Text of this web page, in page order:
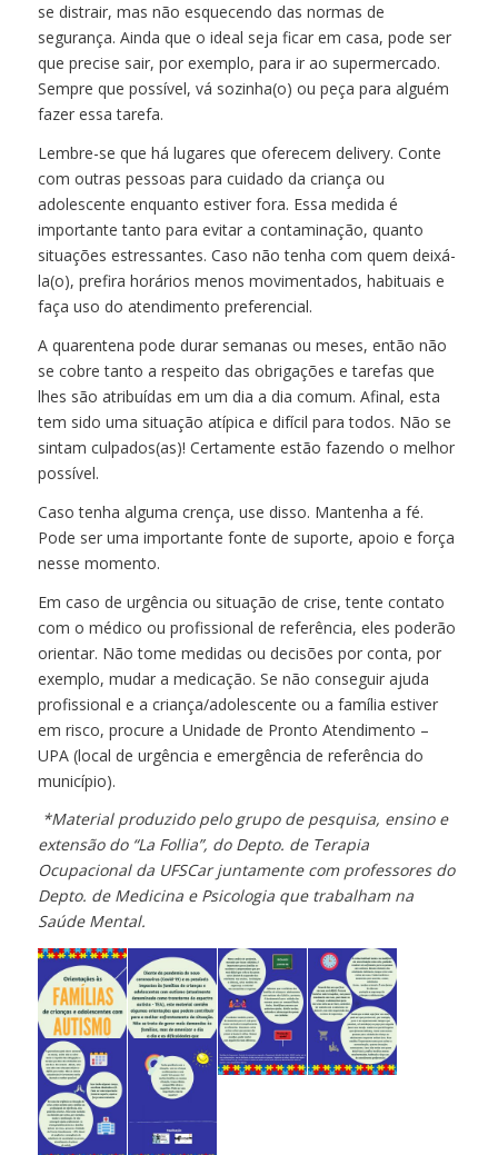
se distrair, mas não esquecendo das normas de
segurança. Ainda que o ideal seja ficar em casa, pode ser
que precise sair, por exemplo, para ir ao supermercado.
Sempre que possível, vá sozinha(o) ou peça para alguém
fazer essa tarefa.
Lembre-se que há lugares que oferecem delivery. Conte
com outras pessoas para cuidado da criança ou
adolescente enquanto estiver fora. Essa medida é
importante tanto para evitar a contaminação, quanto
situações estressantes. Caso não tenha com quem deixá-
la(o), prefira horários menos movimentados, habituais e
faça uso do atendimento preferencial.
A quarentena pode durar semanas ou meses, então não
se cobre tanto a respeito das obrigações e tarefas que
lhes são atribuídas em um dia a dia comum. Afinal, esta
tem sido uma situação atípica e difícil para todos. Não se
sintam culpados(as)! Certamente estão fazendo o melhor
possível.
Caso tenha alguma crença, use disso. Mantenha a fé.
Pode ser uma importante fonte de suporte, apoio e força
nesse momento.
Em caso de urgência ou situação de crise, tente contato
com o médico ou profissional de referência, eles poderão
orientar. Não tome medidas ou decisões por conta, por
exemplo, mudar a medicação. Se não conseguir ajuda
profissional e a criança/adolescente ou a família estiver
em risco, procure a Unidade de Pronto Atendimento –
UPA (local de urgência e emergência de referência do
município).
*Material produzido pelo grupo de pesquisa, ensino e
extensão do “La Follia”, do Depto. de Terapia
Ocupacional da UFSCar juntamente com professores do
Depto. de Medicina e Psicologia que trabalham na
Saúde Mental.